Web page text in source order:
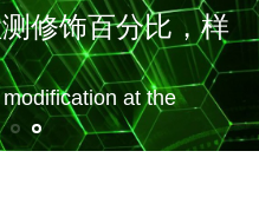
修饰百分比，样
at the